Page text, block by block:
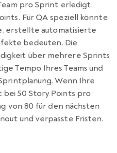
pro Sprint erledigt,
Für QA speziell könnte
erstellte automatisierte
bedeuten. Die
über mehrere Sprints
Tempo Ihres Teams und
Wenn Ihre
bei 50 Story Points pro
von 80 für den nächsten
und verpasste Fristen.